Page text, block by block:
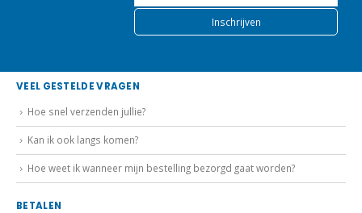
VEEL GESTELDE VRAGEN
Hoe snel verzenden jullie?
Kan ik ook langs komen?
Hoe weet ik wanneer mijn bestelling bezorgd gaat worden?
BETALEN